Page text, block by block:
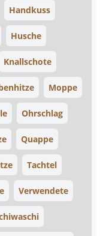
Handkuss
Husche
Knallschote
Moppe
Ohrschlag
Quappe
Tachtel
Verwendete